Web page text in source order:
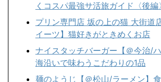
くコスパ最強サ活旅ガイド〈後編〉
プリン専門店 坂の上の猫 大街道
イーツ】猫好きがときめくお店
ナイスタッチバーガー【＠今治/ハ
海沿いで味わうこだわりの1品
麺のようじ【＠松山/ラーメン】